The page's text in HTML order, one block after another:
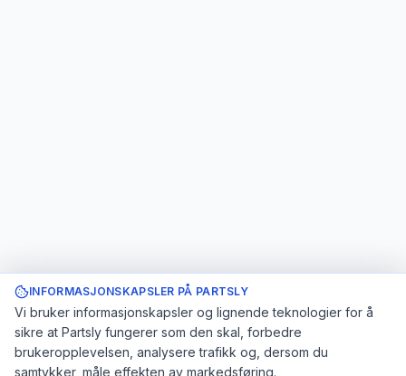
INFORMASJONSKAPSLER PÅ PARTSLY
Vi bruker informasjonskapsler og lignende teknologier for å
sikre at Partsly fungerer som den skal, forbedre
brukeropplevelsen, analysere trafikk og, dersom du
samtykker, måle effekten av markedsføring.